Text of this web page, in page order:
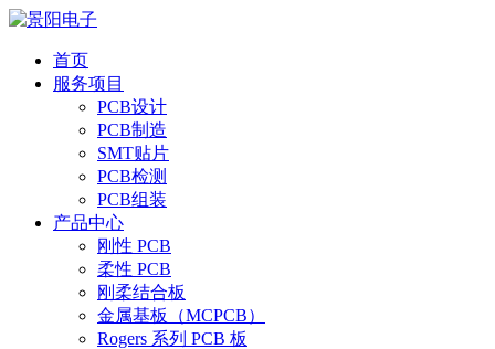
首页
服务项目
PCB设计
PCB制造
SMT贴片
PCB检测
PCB组装
产品中心
刚性 PCB
柔性 PCB
刚柔结合板
金属基板（MCPCB）
Rogers 系列 PCB 板